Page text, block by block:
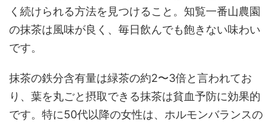
く続けられる方法を見つけること。知覧一番山農園
の抹茶は風味が良く、毎日飲んでも飽きない味わい
です。
抹茶の鉄分含有量は緑茶の約2〜3倍と言われてお
り、葉を丸ごと摂取できる抹茶は貧血予防に効果的
です。特に50代以降の女性は、ホルモンバランスの